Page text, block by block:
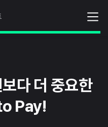
다 더 중요한
Pay!